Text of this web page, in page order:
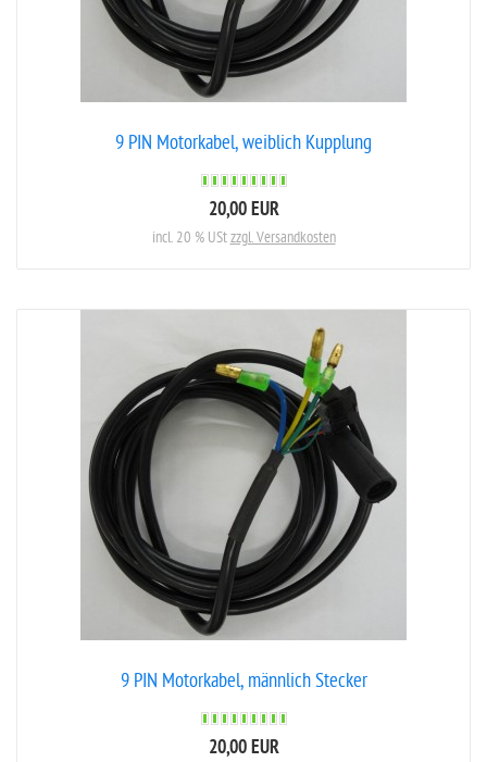
9 PIN Motorkabel, weiblich Kupplung
20,00 EUR
incl. 20 % UStzzgl. Versandkosten
9 PIN Motorkabel, männlich Stecker
20,00 EUR